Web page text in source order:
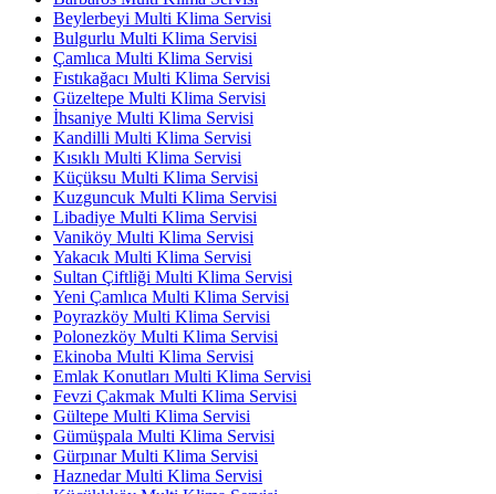
Beylerbeyi Multi Klima Servisi
Bulgurlu Multi Klima Servisi
Çamlıca Multi Klima Servisi
Fıstıkağacı Multi Klima Servisi
Güzeltepe Multi Klima Servisi
İhsaniye Multi Klima Servisi
Kandilli Multi Klima Servisi
Kısıklı Multi Klima Servisi
Küçüksu Multi Klima Servisi
Kuzguncuk Multi Klima Servisi
Libadiye Multi Klima Servisi
Vaniköy Multi Klima Servisi
Yakacık Multi Klima Servisi
Sultan Çiftliği Multi Klima Servisi
Yeni Çamlıca Multi Klima Servisi
Poyrazköy Multi Klima Servisi
Polonezköy Multi Klima Servisi
Ekinoba Multi Klima Servisi
Emlak Konutları Multi Klima Servisi
Fevzi Çakmak Multi Klima Servisi
Gültepe Multi Klima Servisi
Gümüşpala Multi Klima Servisi
Gürpınar Multi Klima Servisi
Haznedar Multi Klima Servisi